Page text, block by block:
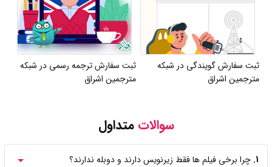
ثبت سفارش گویندگی در شبکه
مترجمین اشراق
ثبت سفارش ترجمه رسمی در شبکه
مترجمین اشراق
سوالاتمتداول
1. چرا برخی فیلم ها فقط زیرنویس دارند و دوبله ندارند؟